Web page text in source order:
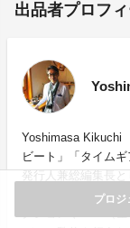
プロジ
出品者プロフ
Yoshimasa Kikuchi
ビート」「タイム
発行人兼総編集長
は商社とのコラボ
クションやANA（